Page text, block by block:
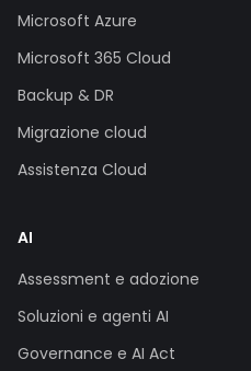
Microsoft Azure
Microsoft 365 Cloud
Backup & DR
Migrazione cloud
Assistenza Cloud
AI
Assessment e adozione
Soluzioni e agenti AI
Governance e AI Act